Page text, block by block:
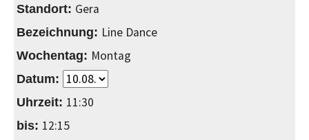
Gera
Line Dance
Montag
11:30
12:15